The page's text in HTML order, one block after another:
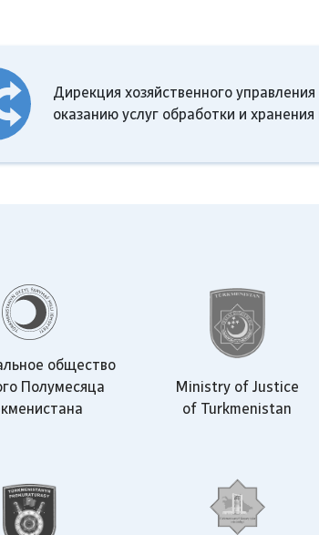
Дирекция хозяйственного управления
оказанию услуг обработки и хранения
общество
Полумесяца
Ministry of Justice
of Turkmenistan